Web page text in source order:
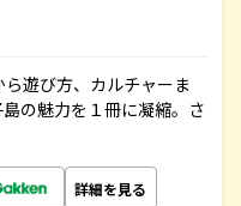
遊び方、カルチャーま
の魅力を１冊に凝縮。さ
詳細を見る